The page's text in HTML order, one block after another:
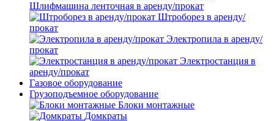
Шлифмашина ленточная в аренду/прокат
Штроборез в аренду/
прокат
Электропила в аренду/
прокат
Электростанция в
аренду/прокат
Газовое оборудование
Грузоподъемное оборудование
Блоки монтажные
Домкраты